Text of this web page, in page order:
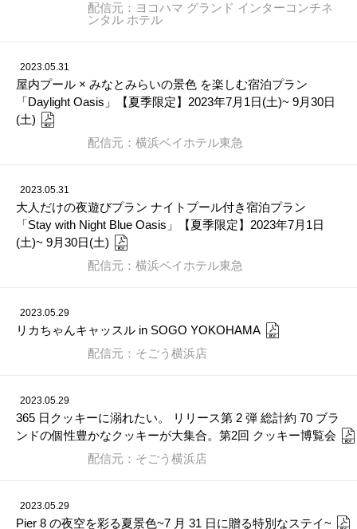
配信元：ヨコハマ グランド インターコンチネ
ンタル ホテル
2023.05.31
屋内プール × みなとみらいの景色 を楽しむ宿泊プラン
「Daylight Oasis」【夏季限定】2023年7月1日(土)~ 9月30日
(土)
配信元：横浜ベイホテル東急
2023.05.31
大人だけの夜遊びプラン ナイトプール付き宿泊プラン
「Stay with Night Blue Oasis」【夏季限定】2023年7月1日
(土)~ 9月30日(土)
配信元：横浜ベイホテル東急
2023.05.29
リカちゃんキャッスル in SOGO YOKOHAMA
配信元：そごう横浜店
2023.05.29
365 日クッキーに溺れたい。 リリース第 2 弾 総計約 70 ブラ
ンドの個性豊かなクッキーが大集合。第2回 クッキー博覧会
配信元：そごう横浜店
2023.05.29
Pier 8 の夜空を彩る夏景色~7 月 31 日に贈る特別なステイ~